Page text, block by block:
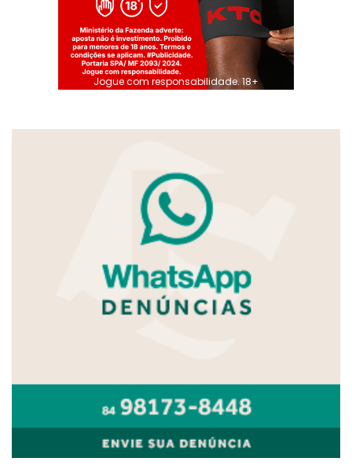
Jogue com responsabilidade. 18+